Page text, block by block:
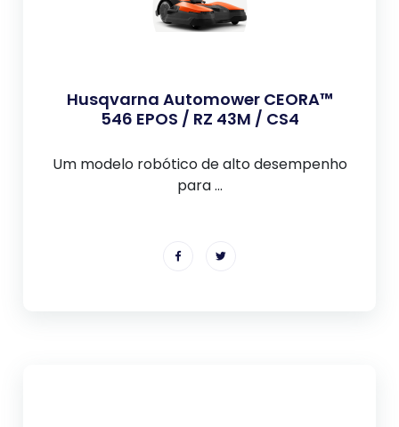
Husqvarna Automower CEORA™
546 EPOS / RZ 43M / CS4
Um modelo robótico de alto desempenho
para ...